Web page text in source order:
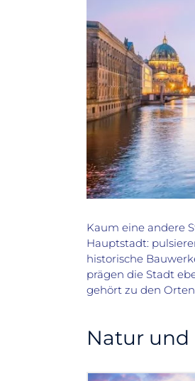
Kaum eine andere
Hauptstadt:
historische
prägen die Stadt
gehört zu den
Natur und